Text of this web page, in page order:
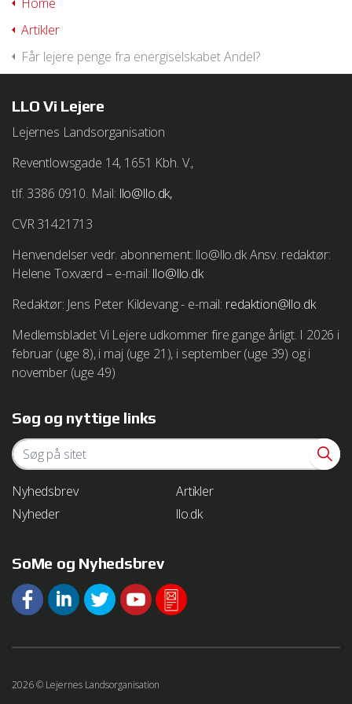
We work with
process your information.
Home
Artikler
Får lejere penge fra energiselskabet Andel?
LLO Vi Lejere
Lejernes Landsorganisation
Reventlowsgade 14, 1651 Kbh. V.,
tlf. 3386 0910. Mail: llo@llo.dk,
CVR 31421713
Henvendelser vedr. abonnement: llo@llo.dk Ansv. redaktør:
Helene Toxværd – e-mail: llo@llo.dk
Redaktør: Jens Peter Kildevang - e-mail: redaktion@llo.dk
Medlemsbladet Vi Lejere udkommer fire gange årligt. I 2026 i
februar (uge 8), i maj (uge 21), i september (uge 39) og i
november (uge 49)
Søg og nyttige links
Nyhedsbrev
Artikler
Nyheder
llo.dk
SoMe og Nyhedsbrev
2026 © Lejernes Landsorganisation